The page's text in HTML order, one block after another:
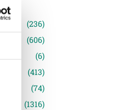
(236)
(606)
(6)
(413)
(74)
(1316)